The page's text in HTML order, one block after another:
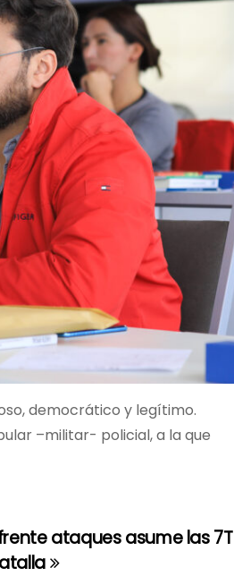
democrático y legítimo.
–militar- policial, a la que
ataques asume las 7T